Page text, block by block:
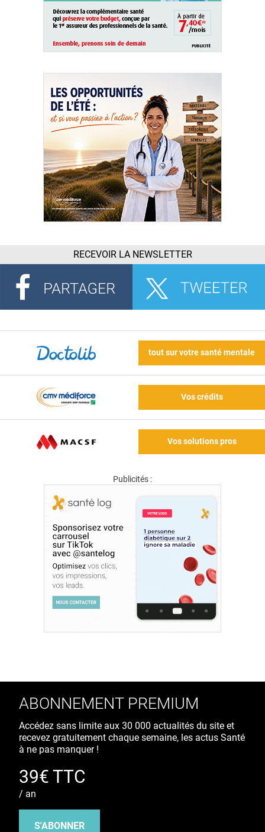
RECEVOIR LA NEWSLETTER
tout sur votre santé mentale
Vos crédits
Vos solutions pros
Publicités :
ABONNEMENT PREMIUM
Accédez sans limite aux 30 000 actualités du site et
recevez gratuitement chaque semaine, les actus Santé
à ne pas manquer !
39€ TTC
/ an
S'ABONNER